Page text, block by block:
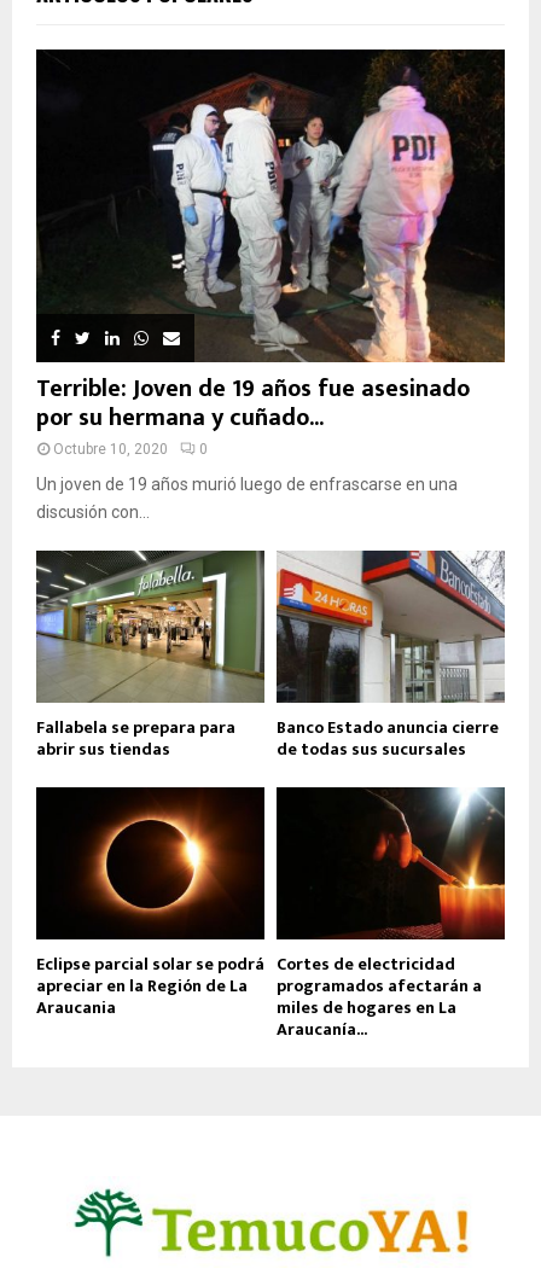
Terrible: Joven de 19 años fue asesinado
por su hermana y cuñado...
Octubre 10, 2020 0
Un joven de 19 años murió luego de enfrascarse en una
discusión con...
Fallabela se prepara para
abrir sus tiendas
Banco Estado anuncia cierre
de todas sus sucursales
Eclipse parcial solar se podrá
apreciar en la Región de La
Araucania
Cortes de electricidad
programados afectarán a
miles de hogares en La
Araucanía...